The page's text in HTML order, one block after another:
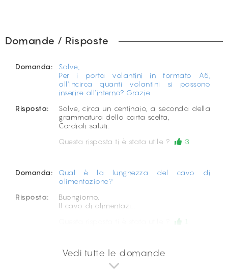
Domande / Risposte
Domanda:
Salve,
Per i porta volantini in formato A5,
all'incirca quanti volantini si possono
inserire all'interno? Grazie
Risposta:
Salve, circa un centinaio, a seconda della
grammatura della carta scelta,
Cordiali saluti.
Questa risposta ti è stata utile ?
3
Domanda:
Qual è la lunghezza del cavo di
alimentazione?
Risposta:
Buongiorno,
Il cavo di alimentazi...
Vedi tutte le domande